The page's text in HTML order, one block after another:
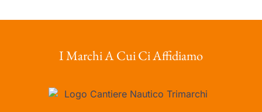
I Marchi A Cui Ci Affidiamo